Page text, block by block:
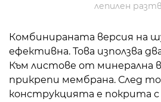
лепилен
Комбинираната версия на
ефективна. Това използва
Към листове от минерална
прикрепи мембрана. След
конструкцията е покрита